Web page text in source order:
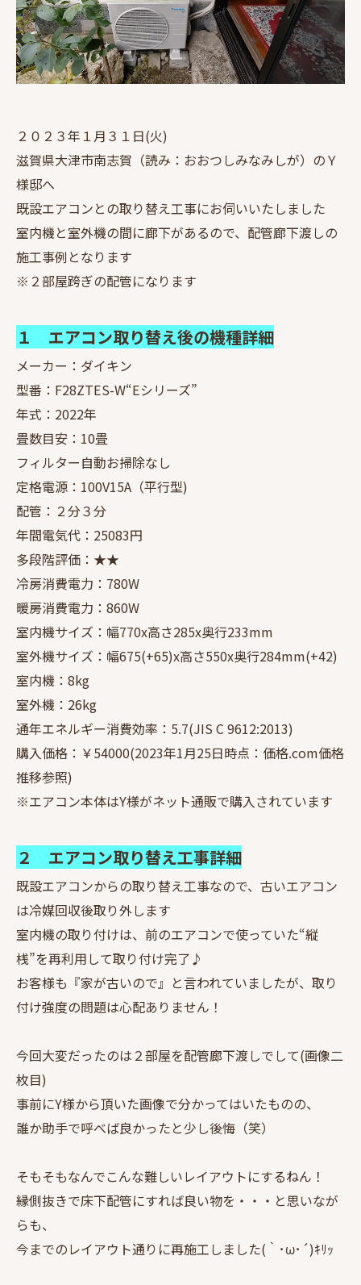
２０２３年１月３１日(火)
滋賀県大津市南志賀（読み：おおつしみなみしが）のＹ
様邸へ
既設エアコンとの取り替え工事にお伺いいたしました
室内機と室外機の間に廊下があるので、配管廊下渡しの
施工事例となります
※２部屋跨ぎの配管になります
１ エアコン取り替え後の機種詳細
メーカー：ダイキン
型番：F28ZTES-W“Eシリーズ”
年式：2022年
畳数目安：10畳
フィルター自動お掃除なし
定格電源：100V15A（平行型)
配管：２分３分
年間電気代：25083円
多段階評価：★★
冷房消費電力：780W
暖房消費電力：860W
室内機サイズ：幅770x高さ285x奥行233mm
室外機サイズ：幅675(+65)x高さ550x奥行284mm(+42)
室内機：8kg
室外機：26kg
通年エネルギー消費効率：5.7(JIS C 9612:2013)
購入価格：￥54000(2023年1月25日時点：価格.com価格
推移参照)
※エアコン本体はY様がネット通販で購入されています
２ エアコン取り替え工事詳細
既設エアコンからの取り替え工事なので、古いエアコン
は冷媒回収後取り外します
室内機の取り付けは、前のエアコンで使っていた“縦
桟”を再利用して取り付け完了♪
お客様も『家が古いので』と言われていましたが、取り
付け強度の問題は心配ありません！
今回大変だったのは２部屋を配管廊下渡しでして(画像二
枚目)
事前にY様から頂いた画像で分かってはいたものの、
誰か助手で呼べば良かったと少し後悔（笑）
そもそもなんでこんな難しいレイアウトにするねん！
縁側抜きで床下配管にすれば良い物を・・・と思いなが
らも、
今までのレイアウト通りに再施工しました(｀･ω･´)ｷﾘｯ